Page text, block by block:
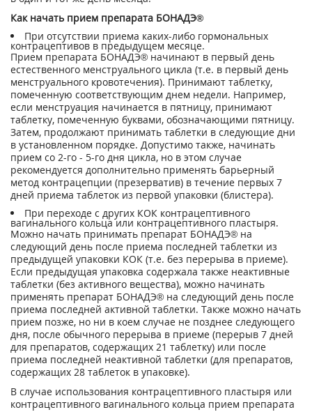
Как начать прием препарата БОНАДЭ®
При отсутствии приема каких-либо гормональных
контрацептивов в предыдущем месяце.
Прием препарата БОНАДЭ® начинают в первый день
естественного менструального цикла (т.е. в первый день
менструального кровотечения). Принимают таблетку,
помеченную соответствующим днем недели. Например,
если менструация начинается в пятницу, принимают
таблетку, помеченную буквами, обозначающими пятницу.
Затем, продолжают принимать таблетки в следующие дни
в установленном порядке. Допустимо также, начинать
прием со 2-го - 5-го дня цикла, но в этом случае
рекомендуется дополнительно применять барьерный
метод контрацепции (презерватив) в течение первых 7
дней приема таблеток из первой упаковки (блистера).
При переходе с других КОК контрацептивного
вагинального кольца или контрацептивного пластыря.
Можно начать принимать препарат БОНАДЭ® на
следующий день после приема последней таблетки из
предыдущей упаковки КОК (т.е. без перерыва в приеме).
Если предыдущая упаковка содержала также неактивные
таблетки (без активного вещества), можно начинать
применять препарат БОНАДЭ® на следующий день после
приема последней активной таблетки. Также можно начать
прием позже, но ни в коем случае не позднее следующего
дня, после обычного перерыва в приеме (перерыв 7 дней
для препаратов, содержащих 21 таблетку) или после
приема последней неактивной таблетки (для препаратов,
содержащих 28 таблеток в упаковке).
В случае использования контрацептивного пластыря или
контрацептивного вагинального кольца прием препарата